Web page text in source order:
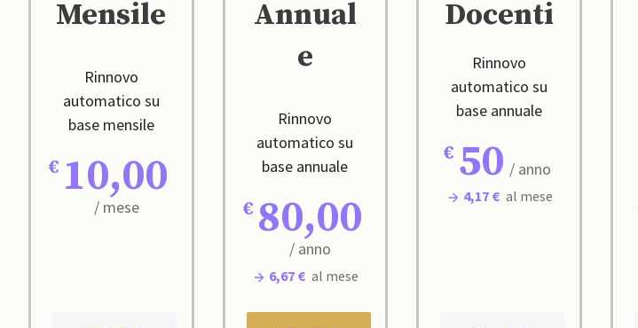
Mensile
Rinnovo
automatico su
base mensile
10,00
/ mese
Annual
e
Rinnovo
automatico su
base annuale
80,00
/ anno
6,67 € al mese
Docenti
Rinnovo
automatico su
base annuale
50 / anno
4,17 € al mese